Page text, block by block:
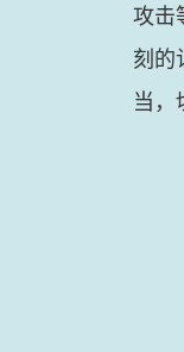
攻击
刻的
当，